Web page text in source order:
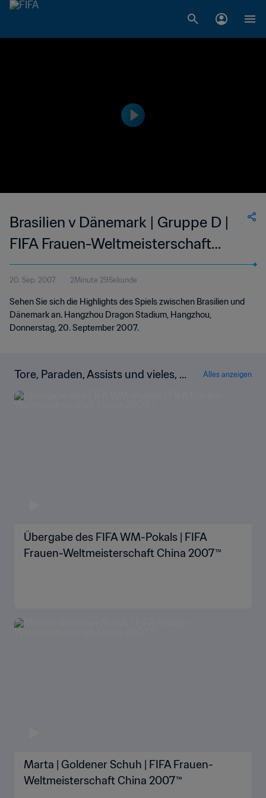
Brasilien v Dänemark | Gruppe D |
FIFA Frauen-Weltmeisterschaft
China 2007™ | Highlights
20. Sep. 2007 2Minute 29Sekunde
Sehen Sie sich die Highlights des Spiels zwischen Brasilien und
Dänemark an. Hangzhou Dragon Stadium, Hangzhou,
Donnerstag, 20. September 2007.
Tore, Paraden, Assists und vieles, vi
eles mehr!
Alles anzeigen
Übergabe des FIFA WM-Pokals | FIFA
Frauen-Weltmeisterschaft China 2007™
Marta | Goldener Schuh | FIFA Frauen-
Weltmeisterschaft China 2007™